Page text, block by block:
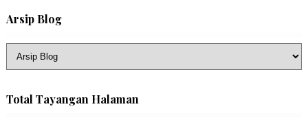
Arsip Blog
Total Tayangan Halaman